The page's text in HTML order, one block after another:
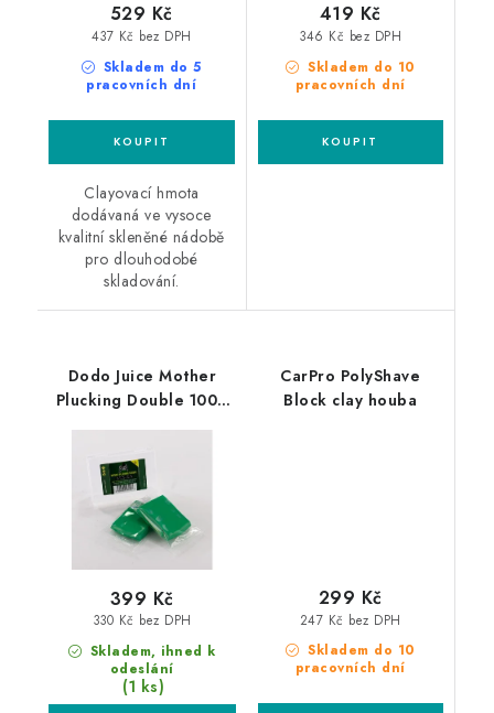
Skladem do 5
pracovních dní
437 Kč bez DPH
529 Kč
Clayovací hmota
dodávaná ve vysoce
kvalitní skleněné nádobě
pro dlouhodobé
skladování.
Skladem do 10
pracovních dní
346 Kč bez DPH
419 Kč
Dodo Juice Mother
Plucking Double 100g
Skladem, ihned k
odeslání
(1 ks)
330 Kč bez DPH
399 Kč
CarPro PolyShave
Block clay houba
Skladem do 10
pracovních dní
247 Kč bez DPH
299 Kč